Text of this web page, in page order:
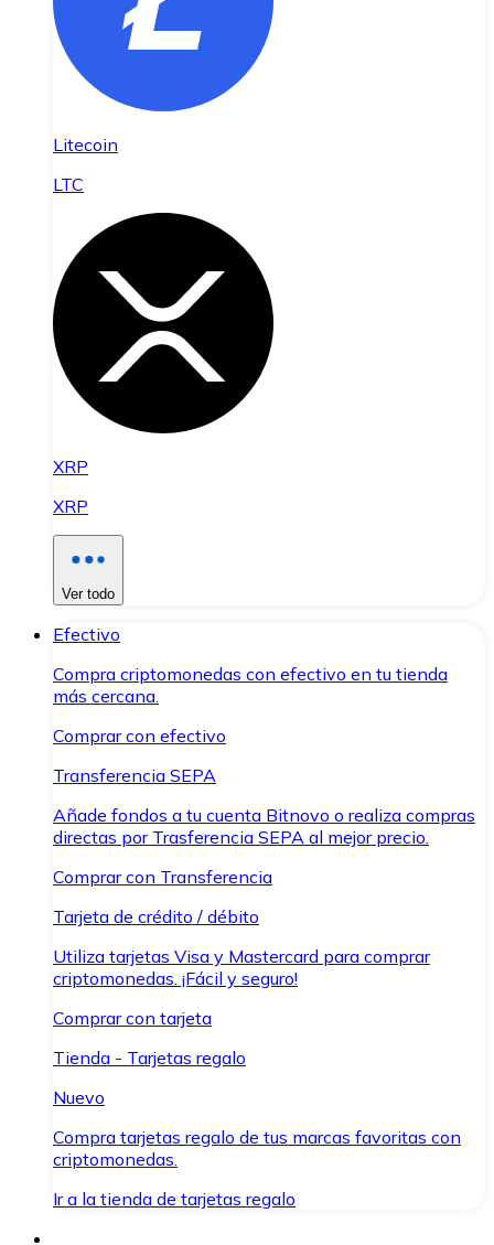
Litecoin
LTC
XRP
XRP
Ver todo
Efectivo
Compra criptomonedas con efectivo en tu tienda
más cercana.
Comprar con efectivo
Transferencia SEPA
Añade fondos a tu cuenta Bitnovo o realiza compras
directas por Trasferencia SEPA al mejor precio.
Comprar con Transferencia
Tarjeta de crédito / débito
Utiliza tarjetas Visa y Mastercard para comprar
criptomonedas. ¡Fácil y seguro!
Comprar con tarjeta
Tienda - Tarjetas regalo
Nuevo
Compra tarjetas regalo de tus marcas favoritas con
criptomonedas.
Ir a la tienda de tarjetas regalo